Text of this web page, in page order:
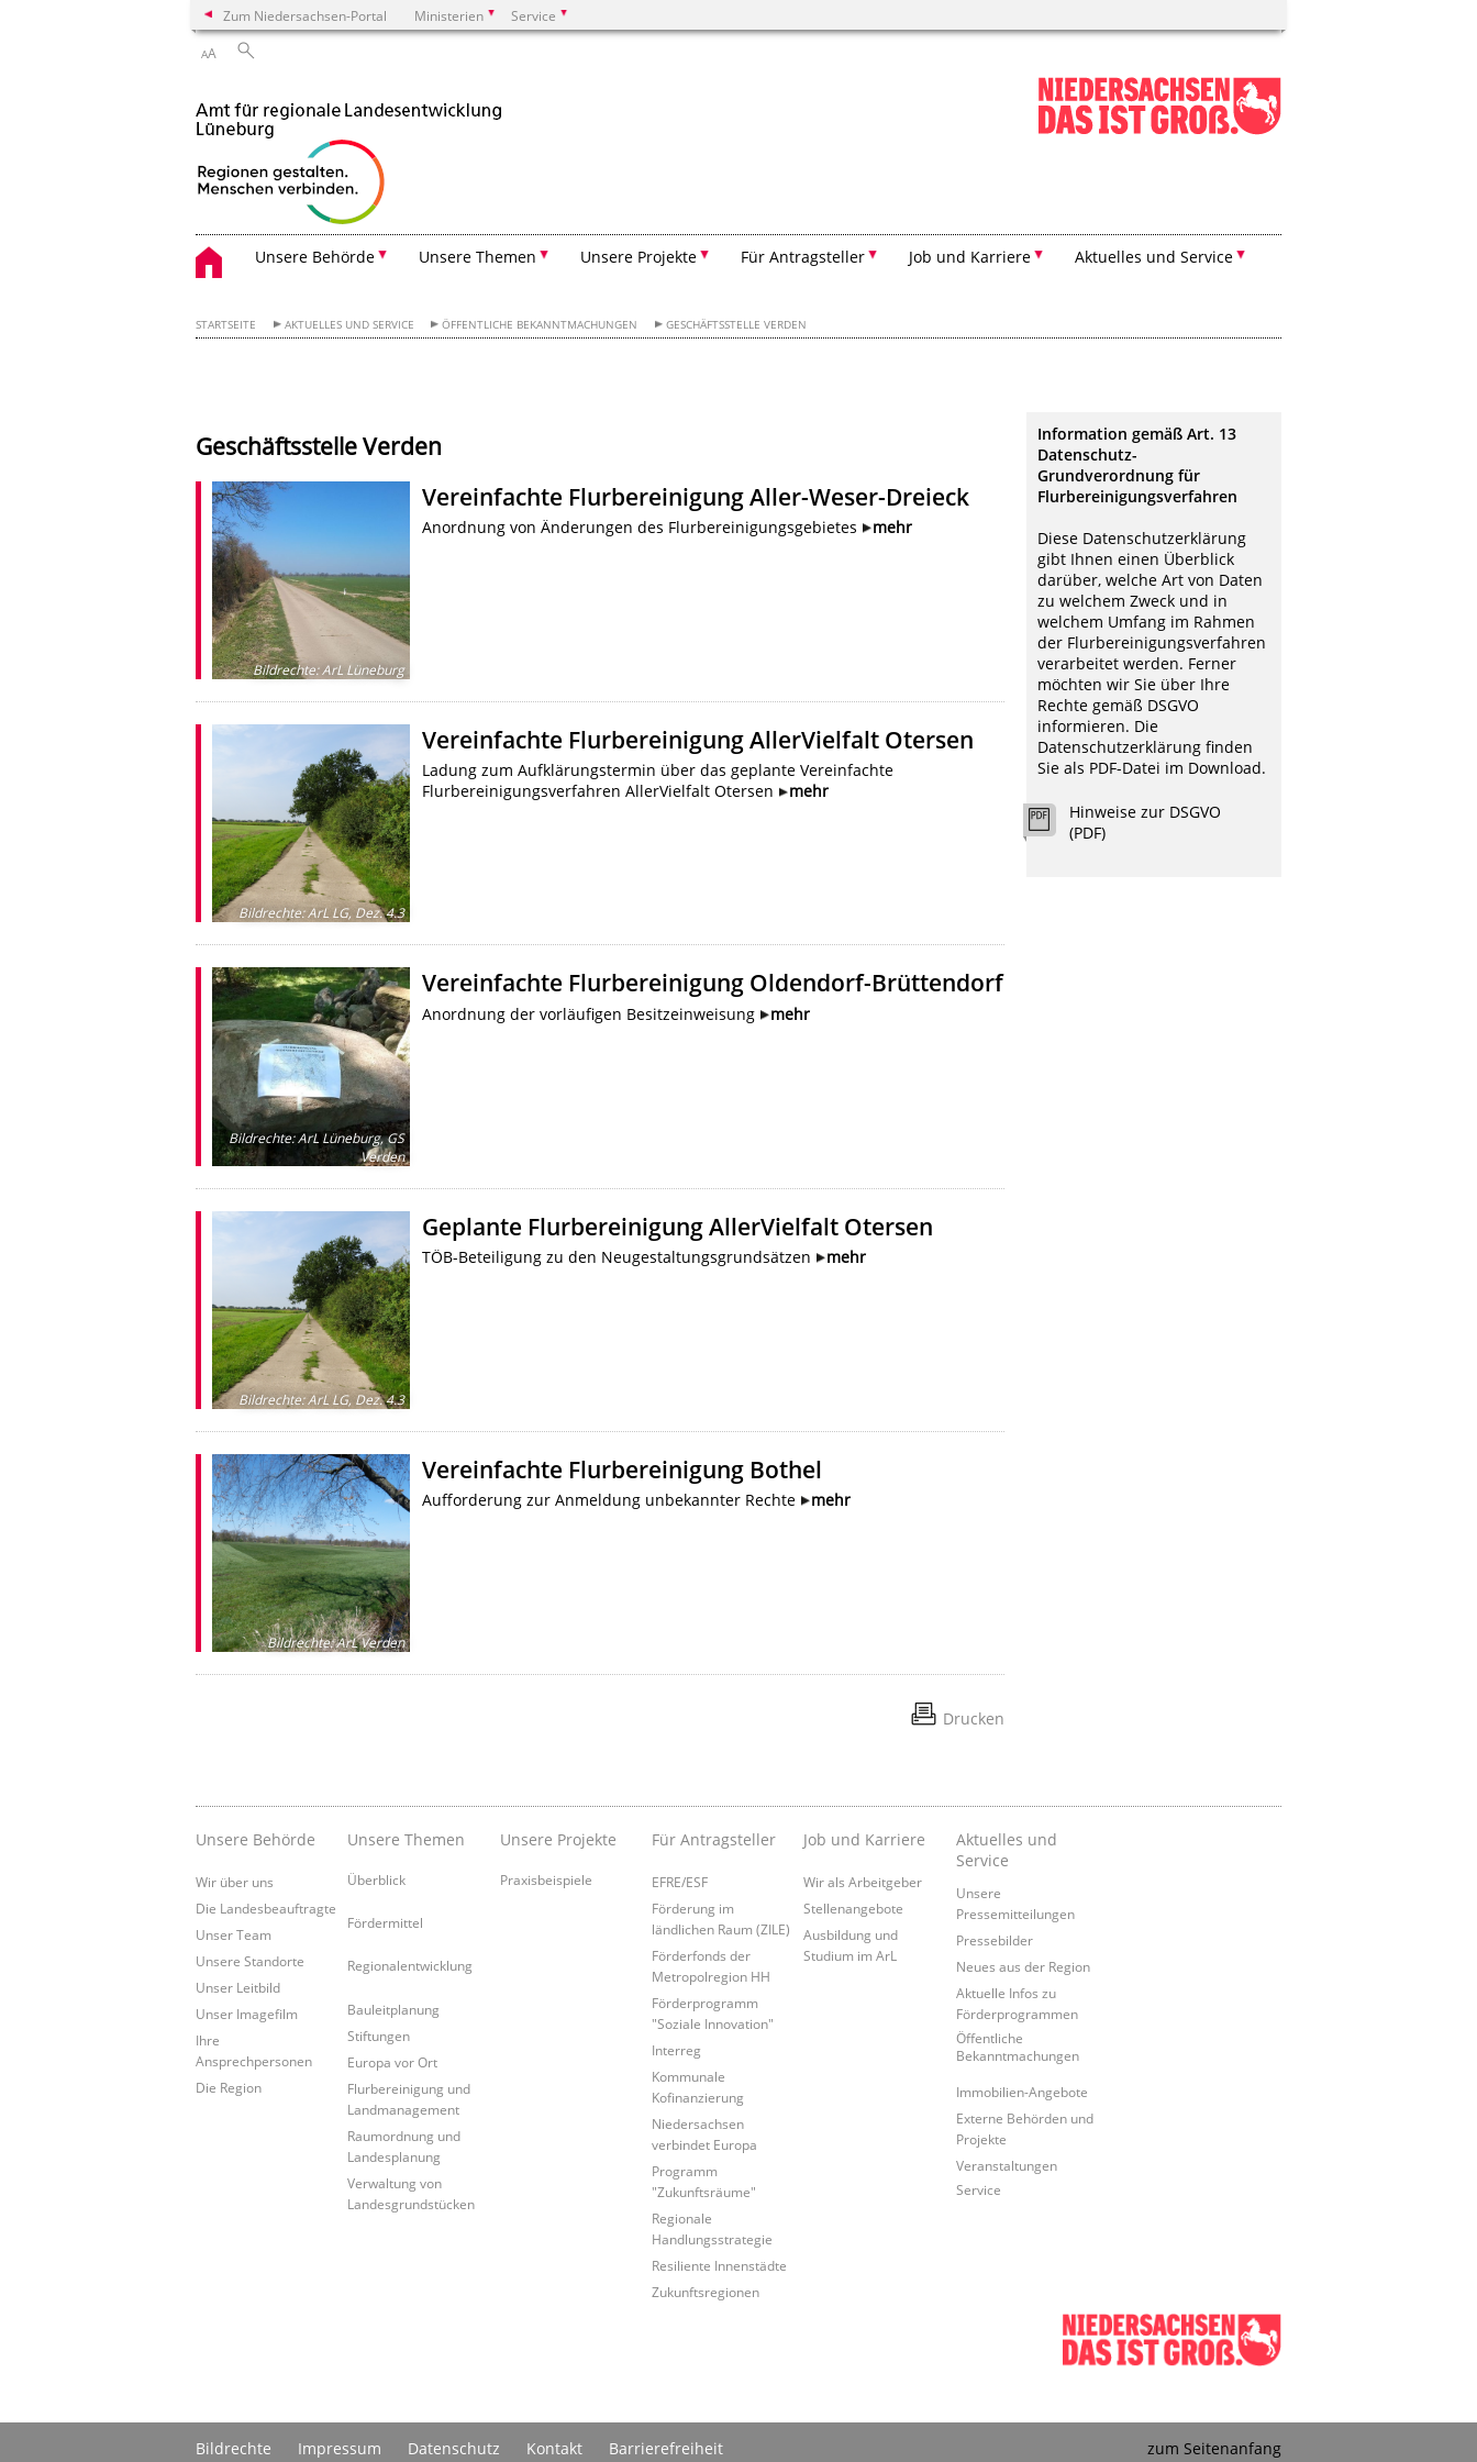
Zum Niedersachsen-Portal Ministerien Service
AA
Unsere Behörde Unsere Themen Unsere Projekte Für Antragsteller Job und Karriere Aktuelles und Service
STARTSEITE AKTUELLES UND SERVICE ÖFFENTLICHE BEKANNTMACHUNGEN GESCHÄFTSSTELLE VERDEN
Geschäftsstelle Verden
Bildrechte:ArL Lüneburg
Vereinfachte Flurbereinigung Aller-Weser-Dreieck
Anordnung von Änderungen des Flurbereinigungsgebietes mehr
Bildrechte:ArL LG, Dez. 4.3
Vereinfachte Flurbereinigung AllerVielfalt Otersen
Ladung zum Aufklärungstermin über das geplante Vereinfachte
Flurbereinigungsverfahren AllerVielfalt Otersen
mehr
Bildrechte:ArL Lüneburg, GS
Verden
Vereinfachte Flurbereinigung Oldendorf-Brüttendorf
Anordnung der vorläufigen Besitzeinweisung mehr
Bildrechte:ArL LG, Dez. 4.3
Geplante Flurbereinigung AllerVielfalt Otersen
TÖB-Beteiligung zu den Neugestaltungsgrundsätzen mehr
Bildrechte:ArL Verden
Vereinfachte Flurbereinigung Bothel
Aufforderung zur Anmeldung unbekannter Rechte mehr
Drucken
Information gemäß Art. 13
Datenschutz-
Grundverordnung für
Flurbereinigungsverfahren
Diese Datenschutzerklärung
gibt Ihnen einen Überblick
darüber, welche Art von Daten
zu welchem Zweck und in
welchem Umfang im Rahmen
der Flurbereinigungsverfahren
verarbeitet werden. Ferner
möchten wir Sie über Ihre
Rechte gemäß DSGVO
informieren. Die
Datenschutzerklärung finden
Sie als PDF-Datei im Download.
Hinweise zur DSGVO
(PDF)
Unsere Behörde
Wir über uns
Die Landesbeauftragte
Unser Team
Unsere Standorte
Unser Leitbild
Unser Imagefilm
Ihre
Ansprechpersonen
Die Region
Unsere Themen
Überblick
Fördermittel
Regionalentwicklung
Bauleitplanung
Stiftungen
Europa vor Ort
Flurbereinigung und
Landmanagement
Raumordnung und
Landesplanung
Verwaltung von
Landesgrundstücken
Unsere Projekte
Praxisbeispiele
Für Antragsteller
EFRE/ESF
Förderung im
ländlichen Raum (ZILE)
Förderfonds der
Metropolregion HH
Förderprogramm
"Soziale Innovation"
Interreg
Kommunale
Kofinanzierung
Niedersachsen
verbindet Europa
Programm
"Zukunftsräume"
Regionale
Handlungsstrategie
Resiliente Innenstädte
Zukunftsregionen
Job und Karriere
Wir als Arbeitgeber
Stellenangebote
Ausbildung und
Studium im ArL
Aktuelles und
Service
Unsere
Pressemitteilungen
Pressebilder
Neues aus der Region
Aktuelle Infos zu
Förderprogrammen
Öffentliche
Bekanntmachungen
Immobilien-Angebote
Externe Behörden und
Projekte
Veranstaltungen
Service
Bildrechte Impressum Datenschutz Kontakt Barrierefreiheit zum Seitenanfang